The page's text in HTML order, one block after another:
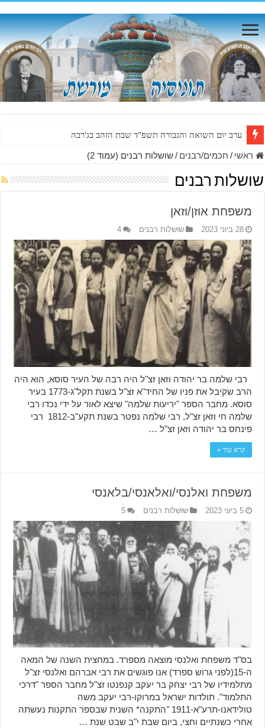
ערב יום השואה והגבורה תשפ"ד שבת הזהב בג'רבה
ראשי / חכמים/רבנים /שושלות רבנים (עמוד 2)
שושלות רבנים
משפחת אוזן/וזאן
28 ביוני 2023 שושלות רבנים 4
רבי שלמה בר יהודה וזאן זצ"ל היה רבה של העיר סוסא, הוא היה
הרב שקיבל את פניו של החיד"א זצ"ל בשנת תקל"ג-1773 בעיר
סוסא. מחבר הספר "יריעות שלמה" שיצא לאור על ידי נכדו רבי
שלמה חי וזאן זצ"ל, רבי שלמה נפטר בשנת תקע"ב-1812 רבי
פינחס בר יהודה וזאן זצ"ל …
קרא עוד »
משפחת ואלנסי/ואלאנסי/בלאנסי
5 ביוני 2023 שושלות רבנים 5
בס"ד משפחת ואלנסי מוצאה מספרד. במחצית השנה של המאה
ה-15(לפני גרוש ספרד) אנו פוגשים את רבי אברהם ואלנסי זצ"ל
מתלמידיו של רבי יצחק בר יעקב קנפנטו זצ"ל מחבר הספר "דרכי
התלמוד". תולדות ישראל במרוקו-רבי יעקב משה
טולידאנו-תרע"א-1911 "התקנה* השנית שבספר התקנות נעשתה
אחרי כשנתיים וחצי, ביום שבת י"ב שבט שנת …